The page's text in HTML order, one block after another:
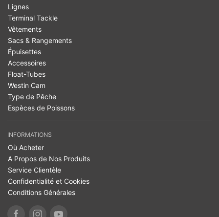
Lignes
Terminal Tackle
Vêtements
Sacs & Rangements
Épuisettes
Accessoires
Float-Tubes
Westin Cam
Type de Pêche
Espèces de Poissons
INFORMATIONS
Où Acheter
A Propos de Nos Produits
Service Clientèle
Confidentialité et Cookies
Conditions Générales